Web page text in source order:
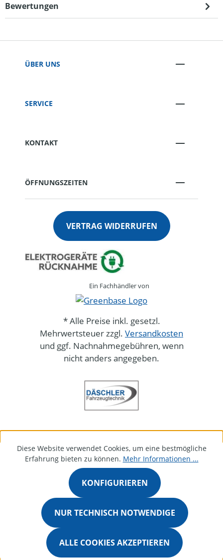
Bewertungen
ÜBER UNS
SERVICE
KONTAKT
ÖFFNUNGSZEITEN
VERTRAG WIDERRUFEN
Ein Fachhändler von
* Alle Preise inkl. gesetzl.
Mehrwertsteuer zzgl. Versandkosten
und ggf. Nachnahmegebühren, wenn
nicht anders angegeben.
Diese Website verwendet Cookies, um eine bestmögliche
Erfahrung bieten zu können. Mehr Informationen ...
NUR TECHNISCH NOTWENDIGE
KONFIGURIEREN
ALLE COOKIES AKZEPTIEREN